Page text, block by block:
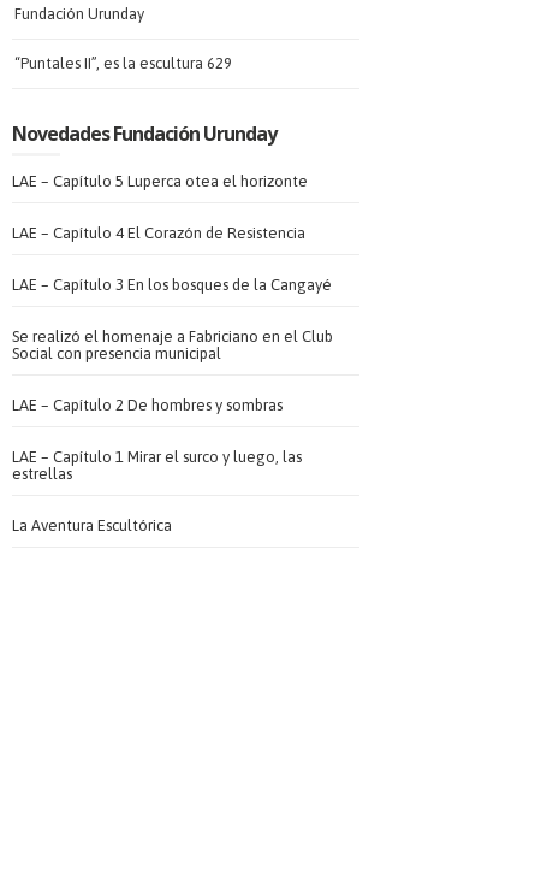
Fundación Urunday
“Puntales II”, es la escultura 629
Novedades Fundación Urunday